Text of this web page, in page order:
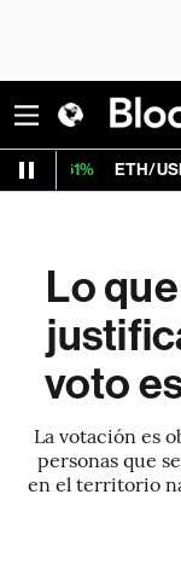
1,913.353
Lo
voto
La votación es
personas que
en el territorio